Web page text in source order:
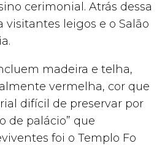
cerimonial. Atrás dessa
visitantes leigos e o Salão
madeira e telha,
vermelha, cor que
difícil de preservar por
de palácio” que
foi o Templo Fo